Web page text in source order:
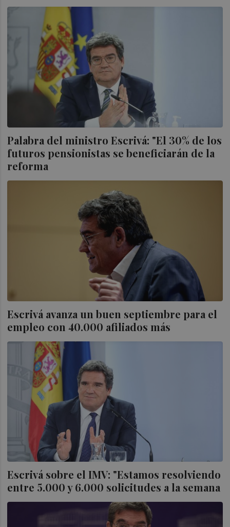
Palabra del ministro Escrivá: "El 30% de los
futuros pensionistas se beneficiarán de la
reforma
Escrivá avanza un buen septiembre para el
empleo con 40.000 afiliados más
Escrivá sobre el IMV: "Estamos resolviendo
entre 5.000 y 6.000 solicitudes a la semana